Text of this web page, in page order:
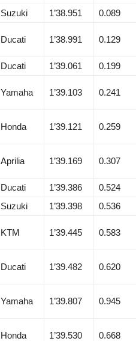
Suzuki 1’38.951 0.089
Ducati 1’38.991 0.129
Ducati 1’39.061 0.199
Yamaha 1’39.103 0.241
Honda 1’39.121 0.259
Aprilia 1’39.169 0.307
Ducati 1’39.386
0.524
Suzuki 1’39.398 0.536
KTM 1’39.445 0.583
Ducati 1’39.482 0.620
Yamaha 1’39.807 0.945
Honda 1’39.530 0.668